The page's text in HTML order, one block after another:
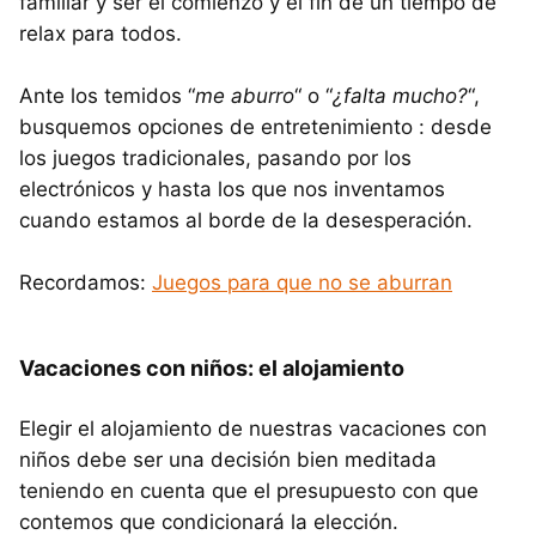
relax para todos.
Ante los temidos “me aburro“ o “¿falta mucho?“,
busquemos opciones de entretenimiento : desde
los juegos tradicionales, pasando por los
electrónicos y hasta los que nos inventamos
cuando estamos al borde de la desesperación.
Recordamos: Juegos para que no se aburran
Vacaciones con niños: el alojamiento
Elegir el alojamiento de nuestras vacaciones con
niños debe ser una decisión bien meditada
teniendo en cuenta que el presupuesto con que
contemos que condicionará la elección.